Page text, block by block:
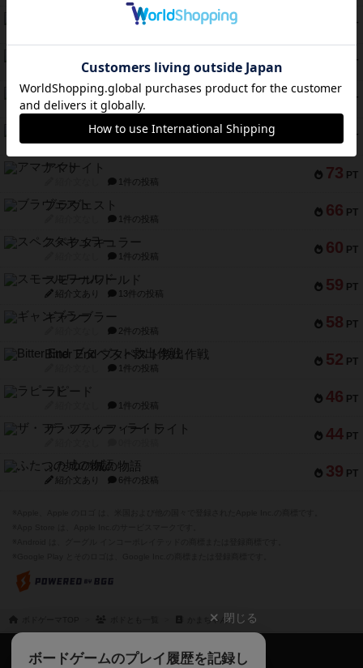
PT
テンプテーション
PT
紹介文あり 2件の投稿
75 PT
宵と暁の呪文書
紹介文あり 8件の投稿
PT
リスボン・トラム 28
紹介文あり 9件の投稿
73 PT
アマナイト
1件の投稿
66 PT
ブラヴェスト
1件の投稿
60 PT
スペクタキュラー
1件の投稿
59 PT
スモールワールド
紹介文あり 13件の投稿
58 PT
ギャンブラー
2件の投稿
52 PT
Bitter End ブタペスト救出作戦
1件の投稿
46 PT
ラピード
1件の投稿
44 PT
ザ・フラッフィー・ライト
39 PT
ふたつの城の物語
紹介文あり 6件の投稿
かまちゃん閉じる
ボードゲームのプレイ履歴を記録し
ボドゲーマTOP